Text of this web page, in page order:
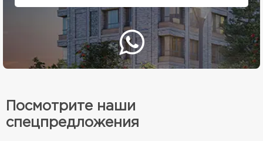
Посмотрите наши
спецпредложения